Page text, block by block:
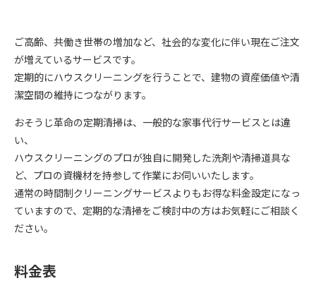
ご高齢、共働き世帯の増加など、社会的な変化に伴い現在ご注文
が増えているサービスです。
定期的にハウスクリーニングを行うことで、建物の資産価値や清
潔空間の維持につながります。
おそうじ革命の定期清掃は、一般的な家事代行サービスとは違
い、
ハウスクリーニングのプロが独自に開発した洗剤や清掃道具な
ど、プロの資機材を持参して作業にお伺いいたします。
通常の時間制クリーニングサービスよりもお得な料金設定になっ
ていますので、定期的な清掃をご検討中の方はお気軽にご相談く
ださい。
料金表